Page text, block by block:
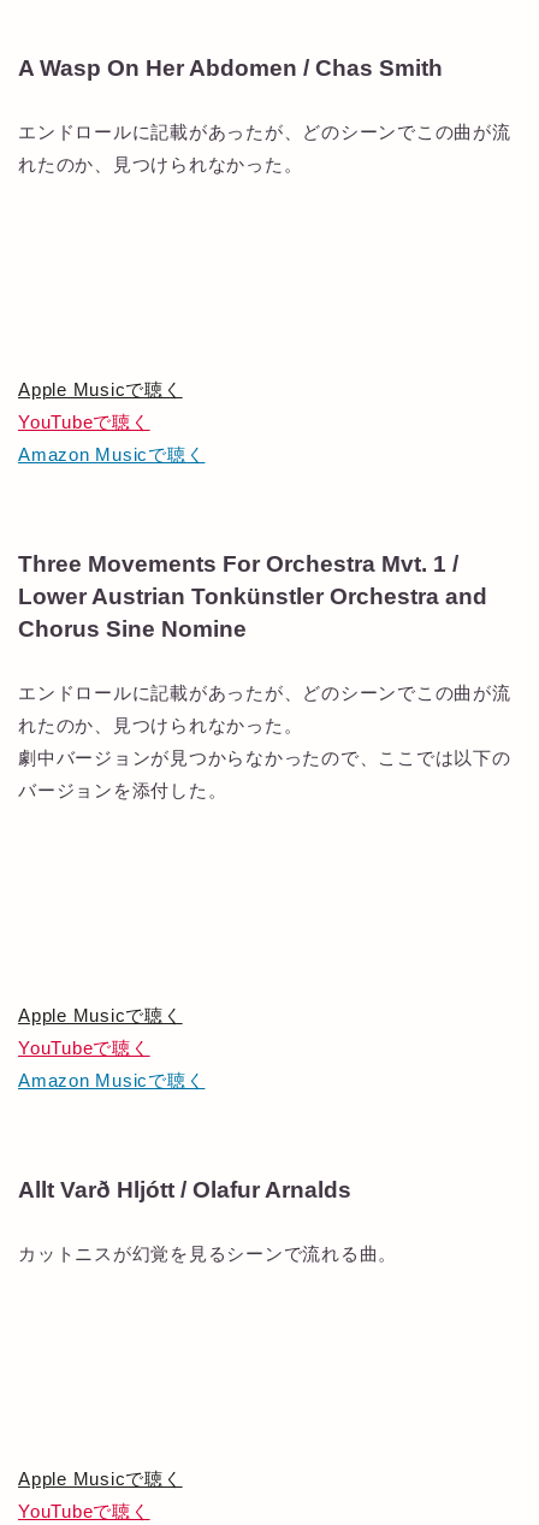
A Wasp On Her Abdomen / Chas Smith
エンドロールに記載があったが、どのシーンでこの曲が流
れたのか、見つけられなかった。
Apple Musicで聴く
YouTubeで聴く
Amazon Musicで聴く
Three Movements For Orchestra Mvt. 1 /
Lower Austrian Tonkünstler Orchestra and
Chorus Sine Nomine
エンドロールに記載があったが、どのシーンでこの曲が流
れたのか、見つけられなかった。
劇中バージョンが見つからなかったので、ここでは以下の
バージョンを添付した。
Apple Musicで聴く
YouTubeで聴く
Amazon Musicで聴く
Allt Varð Hljótt / Olafur Arnalds
カットニスが幻覚を見るシーンで流れる曲。
Apple Musicで聴く
YouTubeで聴く